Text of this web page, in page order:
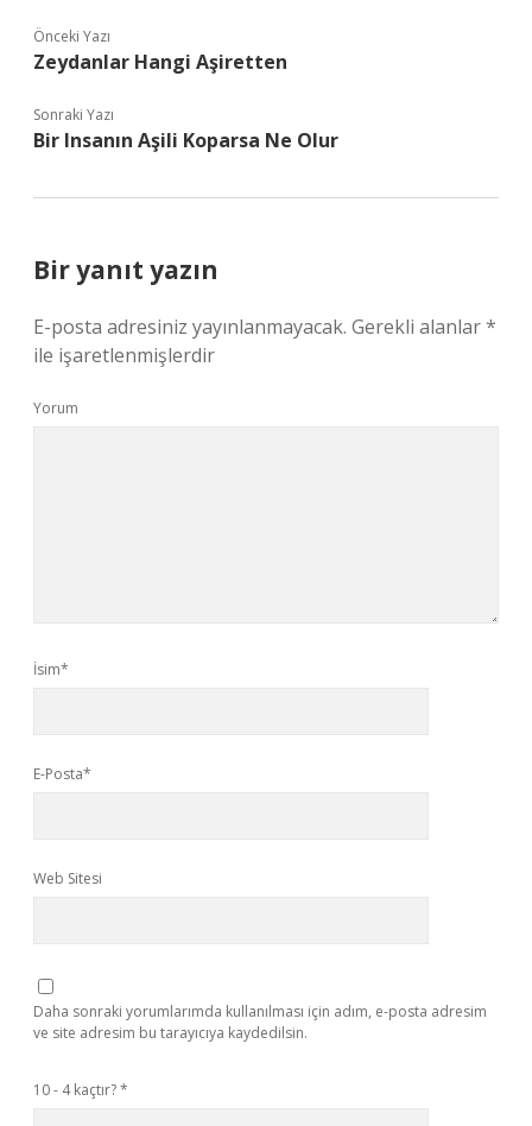
Önceki Yazı
Zeydanlar Hangi Aşiretten
Sonraki Yazı
Bir Insanın Aşili Koparsa Ne Olur
Bir yanıt yazın
E-posta adresiniz yayınlanmayacak. Gerekli alanlar*
ile işaretlenmişlerdir
Yorum
İsim*
E-Posta*
Web Sitesi
Daha sonraki yorumlarımda kullanılması için adım, e-posta adresim
ve site adresim bu tarayıcıya kaydedilsin.
10 - 4 kaçtır?*